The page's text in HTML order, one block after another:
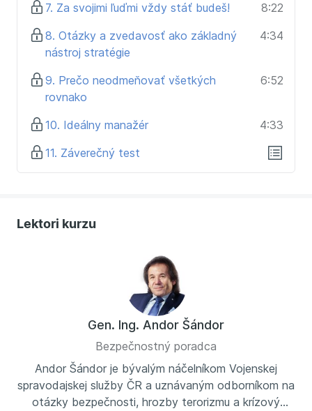
7. Za svojimi ľuďmi vždy stáť budeš!
8:22
8. Otázky a zvedavosť ako základný
nástroj stratégie
4:34
9. Prečo neodmeňovať všetkých
rovnako
6:52
10. Ideálny manažér
4:33
11. Záverečný test
Lektori kurzu
Gen. Ing. Andor Šándor
Bezpečnostný poradca
Andor Šándor je bývalým náčelníkom Vojenskej
spravodajskej služby ČR a uznávaným odborníkom na
otázky bezpečnosti, hrozby terorizmu a krízový